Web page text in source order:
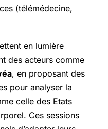
(télémédecine,
en lumière
des acteurs comme
, en proposant des
pour analyser la
celle des Etats
. Ces sessions